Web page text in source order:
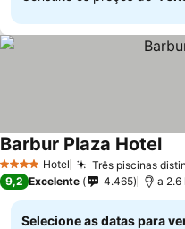
4 EstrelasHotel Três piscinas
Barbur Plaza Hotel
9,2 Excelente 4.465 a 2.6
Selecione as datas para